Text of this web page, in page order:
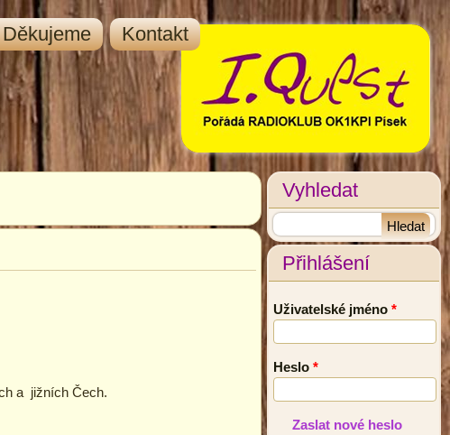
Děkujeme Kontakt
a jižních Čech.
Vyhledat
Přihlášení
Uživatelské jméno *
Heslo *
Zaslat nové heslo